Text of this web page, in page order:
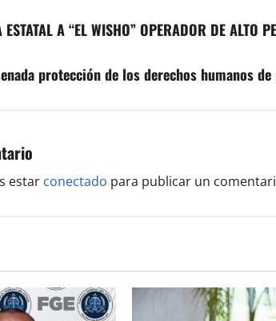
ESTATAL A “EL WISHO” OPERADOR DE ALTO
protección de los derechos humanos
estar conectado para publicar un